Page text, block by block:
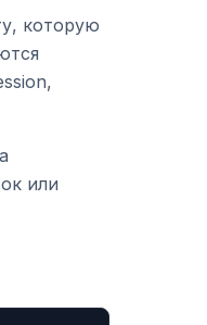
которую
или